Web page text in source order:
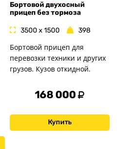
Бортовой двухосный
прицеп без тормоза
3500 x 1500 398
Бортовой прицеп для
перевозки техники и других
грузов. Кузов откидной.
168 000
Купить